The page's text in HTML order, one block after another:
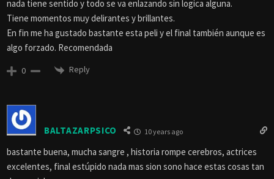
nada tiene sentido y todo se va enlazando sin logica alguna.
Tiene momentos muy delirantes y brillantes.
En fin me ha gustado bastante esta peli y el final también aunque es
algo forzado. Recomendada
0 Reply
BALTAZARPSICO 10 years ago
bastante buena, mucha sangre , historia rompe cerebros, actrices
excelentes, final estúpido nada mas sion sono hace estas cosas tan